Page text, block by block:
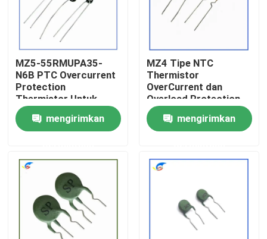
Tentang Kami
Tur Pabrik
Kontrol Kualitas
Hubungi Kami
Berita
Kasus-kasus
Termistor PTC
MZ5-55RMUPA35-
N6B PTC Overcurrent
Protection
Thermistor Untuk
Produk Kontrol Angin
mengirimkan
MZ4 Tipe NTC
Thermistor
OverCurrent dan
Overload Protection
Thermistors Produk
mengirimkan